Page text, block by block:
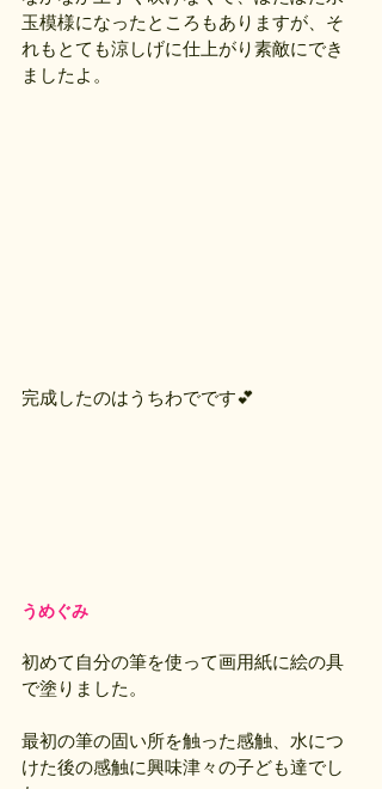
玉模様になったところもありますが、そ
れもとても涼しげに仕上がり素敵にでき
ましたよ。
完成したのはうちわでです💕
うめぐみ
初めて自分の筆を使って画用紙に絵の具
で塗りました。
最初の筆の固い所を触った感触、水につ
けた後の感触に興味津々の子ども達でし